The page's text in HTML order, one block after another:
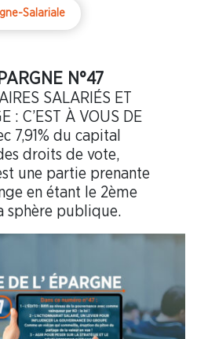
Salariale
N°47
SALARIÉS ET
: C’EST À VOUS DE
7,91% du capital
droits de vote,
une partie prenante
en étant le 2ème
sphère publique.